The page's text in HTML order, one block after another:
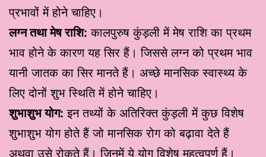
प्रभावों में होने चाहिए।
लग्न तथा मेष राशि: कालपुरुष कुंड़ली में मेष राशि का प्रथम
भाव होने के कारण यह सिर हैं। जिससे लग्न को प्रथम भाव
यानी जातक का सिर मानते हैं। अच्छे मानसिक स्वास्थ्य के
लिए दोनों शुभ स्थिति में होने चाहिए।
शुभाशुभ योग: इन तथ्यों के अतिरिक्त कुंड़ली में कुछ विशेष
शुभाशुभ योग होते हैं जो मानसिक रोग को बढ़ावा देते हैं
अथवा उसे रोकते हैं। जिनमें ये योग विशेष महत्वपूर्ण हैं।